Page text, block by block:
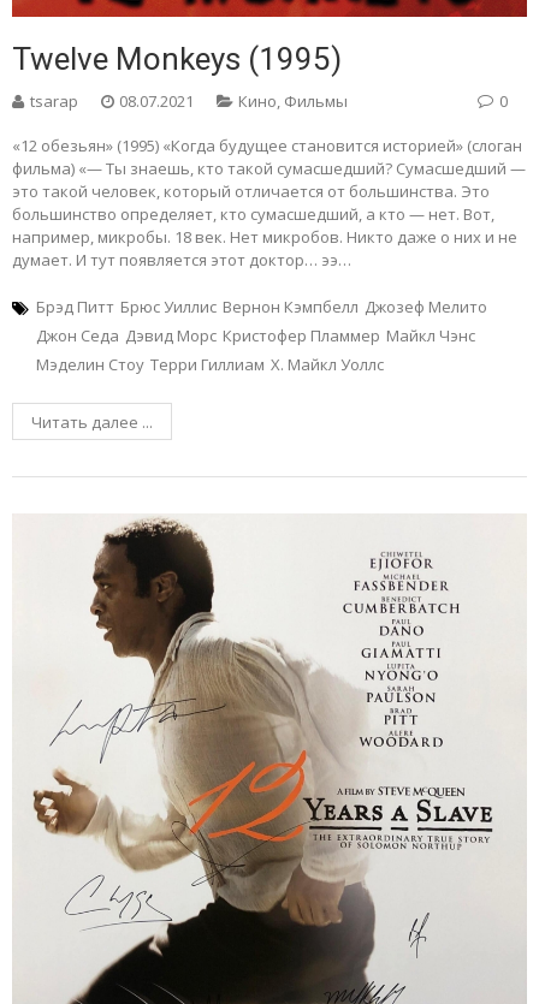
Twelve Monkeys (1995)
tsarap 08.07.2021 Кино, Фильмы 0
«12 обезьян» (1995) «Когда будущее становится историей» (слоган
фильма) «— Ты знаешь, кто такой сумасшедший? Сумасшедший —
это такой человек, который отличается от большинства. Это
большинство определяет, кто сумасшедший, а кто — нет. Вот,
например, микробы. 18 век. Нет микробов. Никто даже о них и не
думает. И тут появляется этот доктор… ээ…
Брэд Питт Брюс Уиллис Вернон Кэмпбелл Джозеф Мелито
Джон Седа Дэвид Морс Кристофер Пламмер Майкл Чэнс
Мэделин Стоу Терри Гиллиам Х. Майкл Уоллс
Читать далее ...